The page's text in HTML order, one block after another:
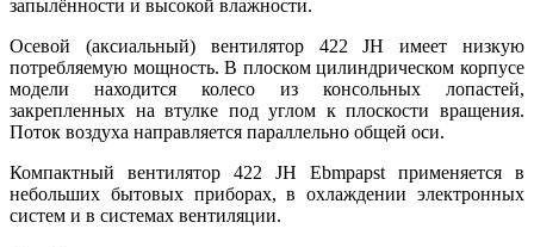
запылённости и высокой влажности.
Осевой (аксиальный) вентилятор 422 JH имеет низкую
потребляемую мощность. В плоском цилиндрическом корпусе
модели находится колесо из консольных лопастей,
закрепленных на втулке под углом к плоскости вращения.
Поток воздуха направляется параллельно общей оси.
Компактный вентилятор 422 JH Ebmpapst применяется в
небольших бытовых приборах, в охлаждении электронных
систем и в системах вентиляции.